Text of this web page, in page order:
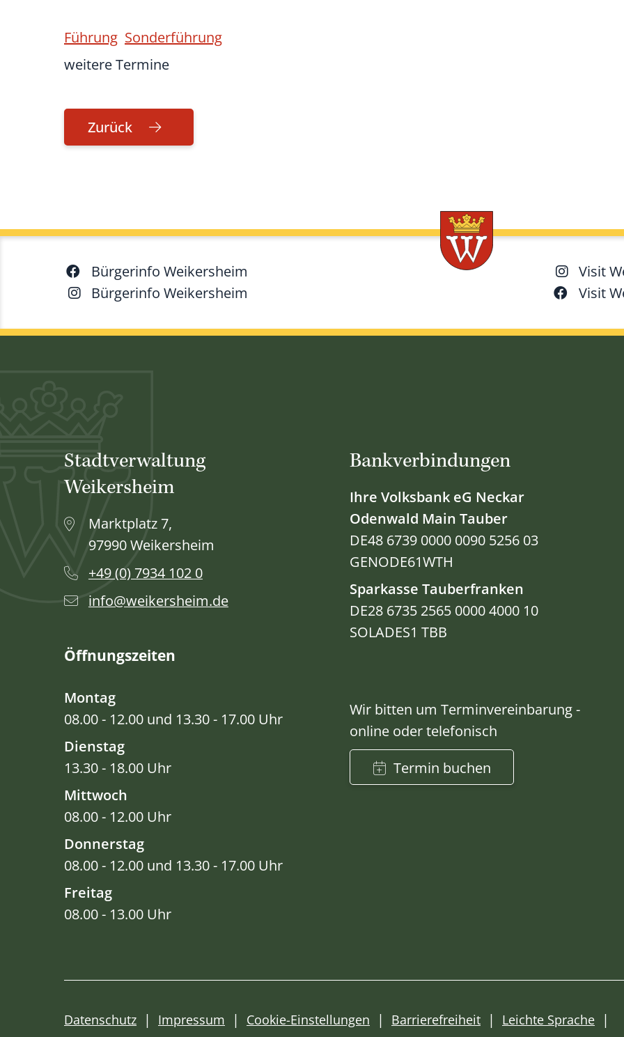
Führung Sonderführung
weitere Termine
Zurück
Bürgerinfo Weikersheim
Bürgerinfo Weikersheim
Visit
Visit
Stadtverwaltung
Weikersheim
Marktplatz 7,
97990 Weikersheim
+49 (0) 7934 102 0
info@weikersheim.de
Öffnungszeiten
Montag
08.00 - 12.00 und 13.30 - 17.00 Uhr
Dienstag
13.30 - 18.00 Uhr
Mittwoch
08.00 - 12.00 Uhr
Donnerstag
08.00 - 12.00 und 13.30 - 17.00 Uhr
Freitag
08.00 - 13.00 Uhr
Bankverbindungen
Ihre Volksbank eG Neckar
Odenwald Main Tauber
DE48 6739 0000 0090 5256 03
GENODE61WTH
Sparkasse Tauberfranken
DE28 6735 2565 0000 4000 10
SOLADES1 TBB
Wir bitten um Terminvereinbarung -
online oder telefonisch
Termin buchen
Datenschutz Impressum Cookie-Einstellungen Barrierefreiheit Leichte Sprache